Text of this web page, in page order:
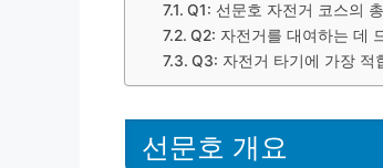
Q1: 선문호 자전거 코스의
Q2: 자전거를 대여하는 데
Q3: 자전거 타기에 가장 적
선문호 개요